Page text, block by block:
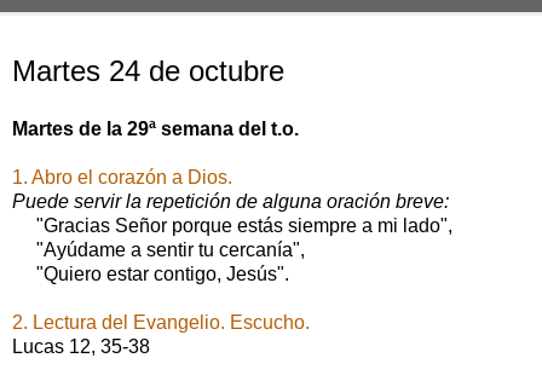
Martes 24 de octubre
Martes de la 29ª semana del t.o.
1. Abro el corazón a Dios.
Puede servir la repetición de alguna oración breve:
"Gracias Señor porque estás siempre a mi lado",
"Ayúdame a sentir tu cercanía",
"Quiero estar contigo, Jesús".
2. Lectura del Evangelio. Escucho.
Lucas 12, 35-38